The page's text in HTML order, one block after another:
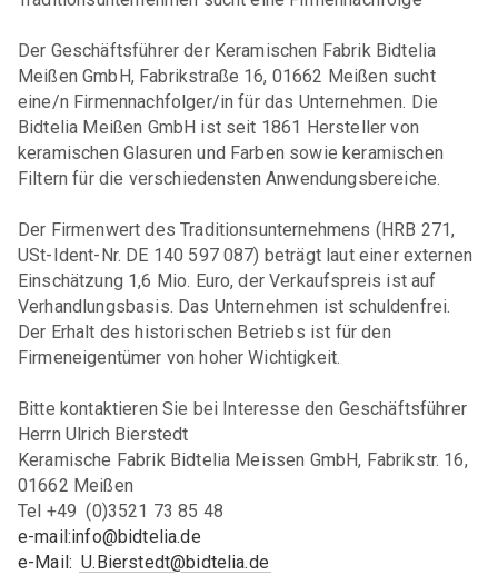
DKG FG 3 "Keramik für Energieanwendungen"
DKG FG 5 "Silikatkeramik"
DKG FG 6 "Keramik in der Umwelttechnik"
DKG FG 8 "Keramik für die Optik"
GEMEINSCHAFTSAUSSCHÜSSE (GA)
GA Feuerfest
GA Hochleistungskeramik
GA Keramik-Metall-Verbindungen
GA Pulvermetallurgie
GA Verbundwerkstoffe
Der Geschäftsführer der Keramischen Fabrik Bidtelia
Meißen GmbH, Fabrikstraße 16, 01662 Meißen sucht
eine/n Firmennachfolger/in für das Unternehmen. Die
Bidtelia Meißen GmbH ist seit 1861 Hersteller von
keramischen Glasuren und Farben sowie keramischen
Filtern für die verschiedensten Anwendungsbereiche.
Der Firmenwert des Traditionsunternehmens (HRB 271,
USt-Ident-Nr. DE 140 597 087) beträgt laut einer externen
Einschätzung 1,6 Mio. Euro, der Verkaufspreis ist auf
Verhandlungsbasis. Das Unternehmen ist schuldenfrei.
Der Erhalt des historischen Betriebs ist für den
Firmeneigentümer von hoher Wichtigkeit.
Bitte kontaktieren Sie bei Interesse den Geschäftsführer
Herrn Ulrich Bierstedt
Keramische Fabrik Bidtelia Meissen GmbH, Fabrikstr. 16,
01662 Meißen
Tel +49 (0)3521 73 85 48
e-mail:info@bidtelia.de
e-Mail: U.Bierstedt@bidtelia.de